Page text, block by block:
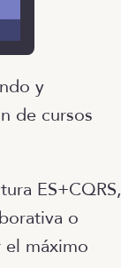
y
de cursos
ES+CQRS,
o
máximo